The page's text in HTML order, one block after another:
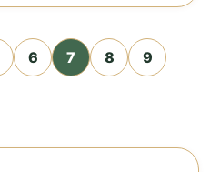
6 7 8 9